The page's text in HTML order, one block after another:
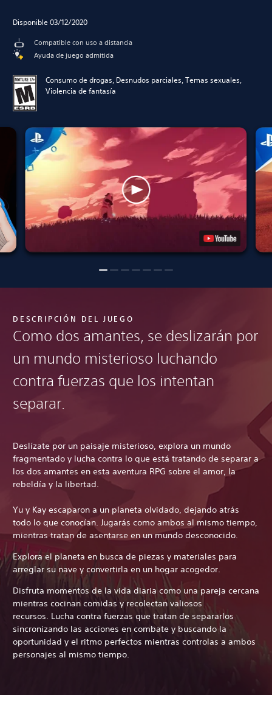
Disponible 03/12/2020
Compatible con uso a distancia
Ayuda de juego admitida
Consumo de drogas, Desnudos parciales, Temas sexuales,
Violencia de fantasía
DESCRIPCIÓN DEL JUEGO
Como dos amantes, se deslizarán por
un mundo misterioso luchando
contra fuerzas que los intentan
separar.
Deslízate por un paisaje misterioso, explora un mundo
fragmentado y lucha contra lo que está tratando de separar a
los dos amantes en esta aventura RPG sobre el amor, la
rebeldía y la libertad.
Yu y Kay escaparon a un planeta olvidado, dejando atrás
todo lo que conocían. Jugarás como ambos al mismo tiempo,
mientras tratan de asentarse en un mundo desconocido.
Explora el planeta en busca de piezas y materiales para
arreglar su nave y convertirla en un hogar acogedor.
Disfruta momentos de la vida diaria como una pareja cercana
mientras cocinan comidas y recolectan valiosos
recursos. Lucha contra fuerzas que tratan de separarlos
sincronizando las acciones en combate y buscando la
oportunidad y el ritmo perfectos mientras controlas a ambos
personajes al mismo tiempo.